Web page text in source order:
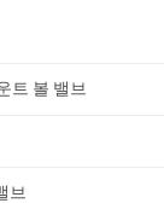
트 볼 밸브
브